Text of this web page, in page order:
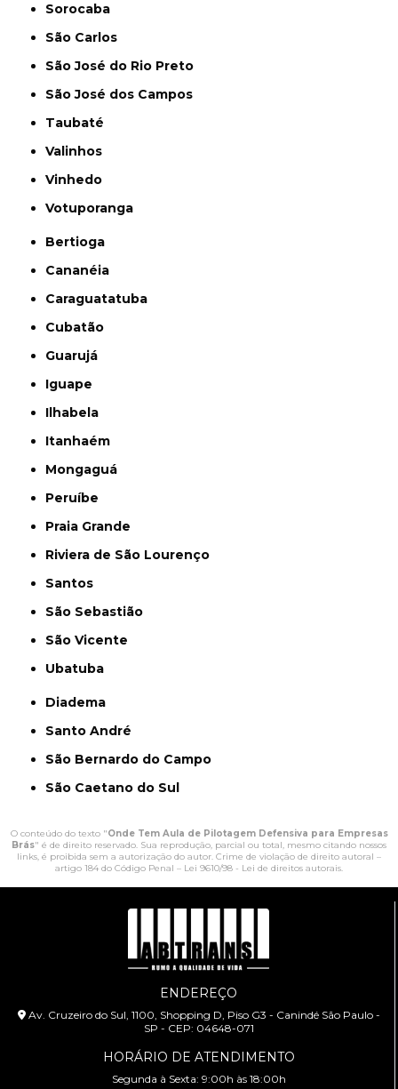
Sorocaba
São Carlos
São José do Rio Preto
São José dos Campos
Taubaté
Valinhos
Vinhedo
Votuporanga
Bertioga
Cananéia
Caraguatatuba
Cubatão
Guarujá
Iguape
Ilhabela
Itanhaém
Mongaguá
Peruíbe
Praia Grande
Riviera de São Lourenço
Santos
São Sebastião
São Vicente
Ubatuba
Diadema
Santo André
São Bernardo do Campo
São Caetano do Sul
O conteúdo do texto "Onde Tem Aula de Pilotagem Defensiva para Empresas
Brás" é de direito reservado. Sua reprodução, parcial ou total, mesmo citando nossos
links, é proibida sem a autorização do autor. Crime de violação de direito autoral –
artigo 184 do Código Penal – Lei 9610/98 - Lei de direitos autorais.
ENDEREÇO
Av. Cruzeiro do Sul, 1100, Shopping D, Piso G3 - Canindé São Paulo -
SP - CEP: 04648-071
HORÁRIO DE ATENDIMENTO
Segunda à Sexta: 9:00h às 18:00h